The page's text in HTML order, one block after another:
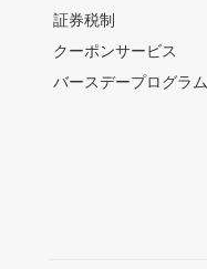
証券税制
クーポンサービス
バースデープログラム